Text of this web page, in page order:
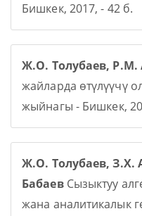
Бишкек, 2017, - 42 б.
Ж.О. Толубаев, Р.М.
жайларда өтүлүүчү
жыйнагы - Бишкек,
Ж.О. Толубаев,
БабаевСызыктуу
жана аналитикалык